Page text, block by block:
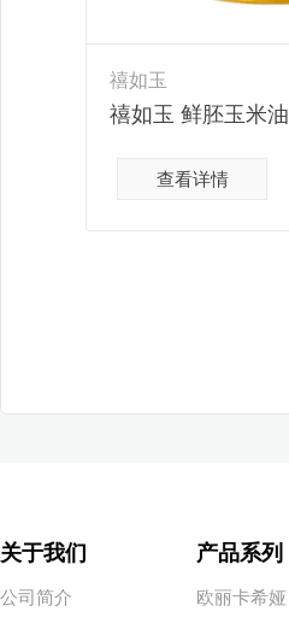
禧如玉
禧如玉 鲜胚玉米油
查看详情
关于我们
公司简介
产品系列
欧丽卡希娅